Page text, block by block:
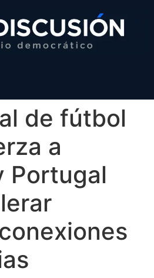
de fútbol
a
Portugal